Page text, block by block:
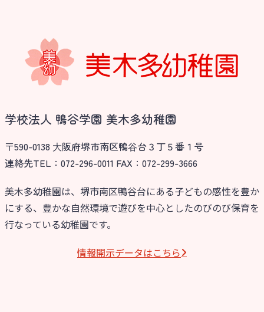
学校法人 鴨谷学園 美木多幼稚園
〒590-0138 ⼤阪府堺市南区鴨⾕台３丁５番１号
連絡先TEL：072-296-0011 FAX：072-299-3666
美木多幼稚園は、堺市南区鴨谷台にある子どもの感性を豊か
にする、豊かな自然環境で遊びを中心としたのびのび保育を
行なっている幼稚園です。
情報開⽰データはこちら